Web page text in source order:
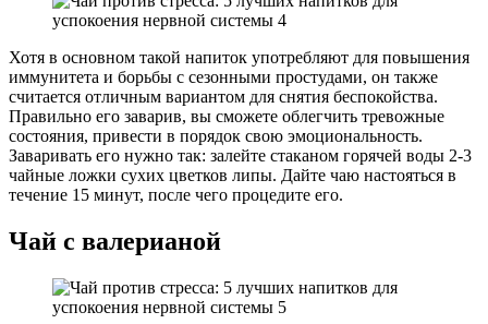
Хотя в основном такой напиток употребляют для повышения
иммунитета и борьбы с сезонными простудами, он также
считается отличным вариантом для снятия беспокойства.
Правильно его заварив, вы сможете облегчить тревожные
состояния, привести в порядок свою эмоциональность.
Заваривать его нужно так: залейте стаканом горячей воды 2-3
чайные ложки сухих цветков липы. Дайте чаю настояться в
течение 15 минут, после чего процедите его.
Чай с валерианой